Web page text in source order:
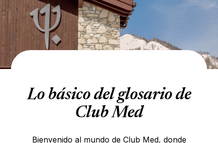
Lo básico del glosario de
Club Med
Bienvenido al mundo de Club Med, donde